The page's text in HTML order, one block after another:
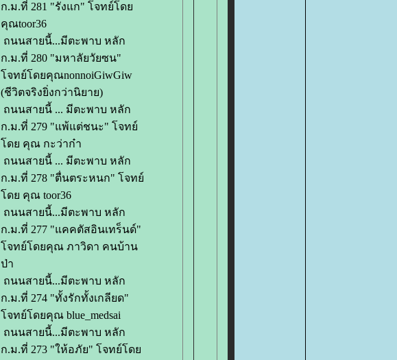
ก.ม.ที่ 281 "รังแก" โจทย์โด
คุณtoor36
ถนนสายนี้...มีตะพาบ หลัก
ก.ม.ที่ 280 "มหาลัยวัยซน"
จทย์โดยคุณnonnoiGiwGiw
(ชีวิตจริงยิ่งกว่านิยาย)
ถนนสายนี้ ... มีตะพาบ หลัก
ก.ม.ที่ 279 "แพ้แต่ชนะ" โจทย์
ดย คุณ กะว่าก๋า
ถนนสายนี้ ... มีตะพาบ หลัก
ก.ม.ที่ 278 "ตื่นตระหนก" โจทย์
ดย คุณ toor36
ถนนสายนี้...มีตะพาบ หลัก
ก.ม.ที่ 277 "แคคตัสอินเทร็นด์"
จทย์โดยคุณ ภาวิดา คนบ้าน
ป่า
ถนนสายนี้...มีตะพาบ หลัก
ก.ม.ที่ 274 "ทั้งรักทั้งเกลียด"
จทย์โดยคุณ blue_medsai
ถนนสายนี้...มีตะพาบ หลัก
ก.ม.ที่ 273 "ให้อภัย" โจทย์โด